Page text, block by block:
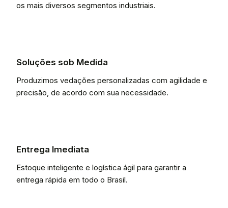
os mais diversos segmentos industriais.
Soluções sob Medida
Produzimos vedações personalizadas com agilidade e
precisão, de acordo com sua necessidade.
Entrega Imediata
Estoque inteligente e logística ágil para garantir a
entrega rápida em todo o Brasil.